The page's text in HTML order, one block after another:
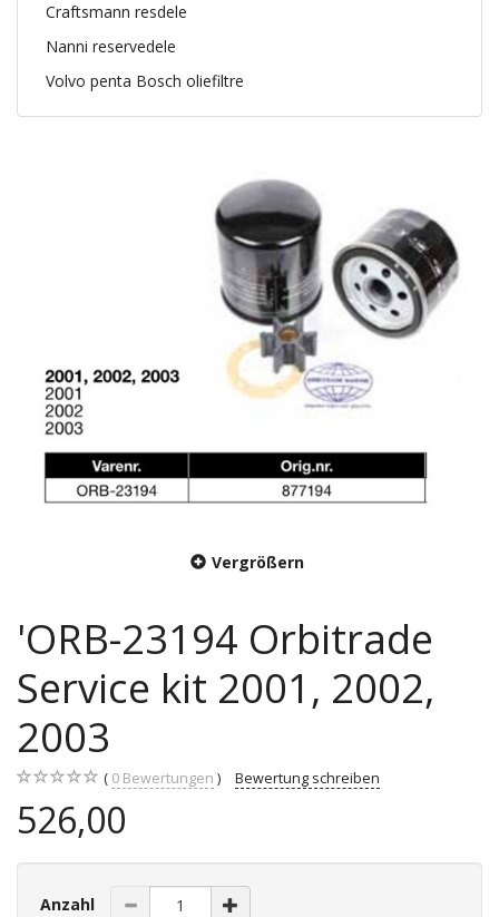
Craftsmann resdele
Nanni reservedele
Volvo penta Bosch oliefiltre
Vergrößern
'ORB-23194 Orbitrade
Service kit 2001, 2002,
2003
0 Bewertungen Bewertung schreiben
526,00
Anzahl